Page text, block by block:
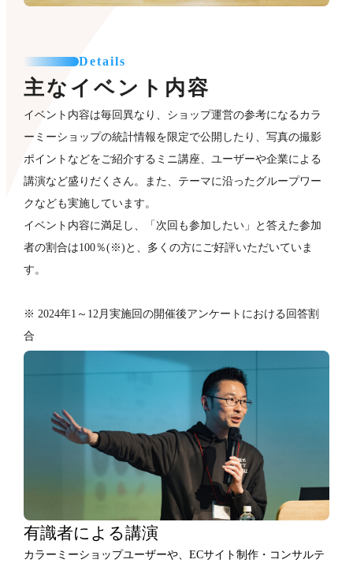
Details
主なイベント内容
イベント内容は毎回異なり、ショップ運営の参考になるカラ
ーミーショップの統計情報を限定で公開したり、写真の撮影
ポイントなどをご紹介するミニ講座、ユーザーや企業による
講演など盛りだくさん。また、テーマに沿ったグループワー
クなども​実施しています。
イベント内容に満足し、「次回も参加したい」と答えた参加
者の割合は100％(※)と、多くの方にご好評いただいていま
す。
※ 2024年1～12月実施回の開催後アンケートにおける回答割
合
有識者による講演
カラーミーショップユーザーや、ECサイト制作・コンサルテ